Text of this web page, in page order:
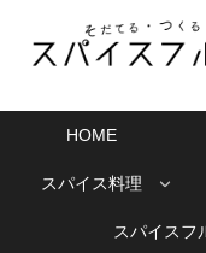
HOME
スパイス料理
スパイスフ